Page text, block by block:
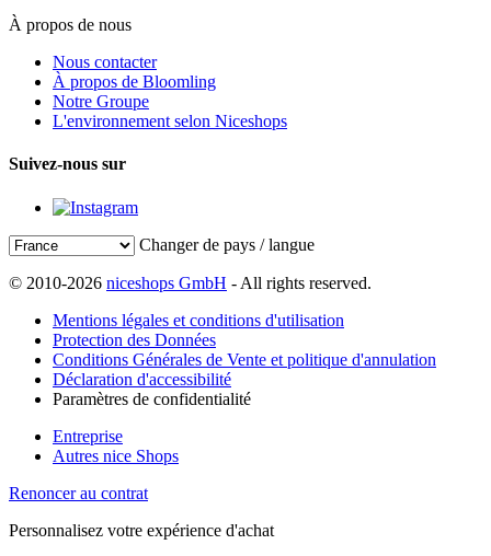
À propos de nous
Nous contacter
À propos de Bloomling
Notre Groupe
L'environnement selon Niceshops
Suivez-nous sur
Changer de pays / langue
© 2010-2026 niceshops GmbH - All rights reserved.
Mentions légales et conditions d'utilisation
Protection des Données
Conditions Générales de Vente et politique d'annulation
Déclaration d'accessibilité
Paramètres de confidentialité
Entreprise
Autres nice Shops
Renoncer au contrat
Personnalisez votre expérience d'achat